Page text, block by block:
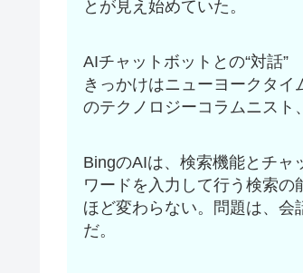
とが見え始めていた。
AIチャットボットとの“対話”
きっかけはニューヨークタ
のテクノロジーコラムニスト
BingのAIは、検索機能とチャ
ワードを入力して行う検索の
ほど変わらない。問題は、
だ。